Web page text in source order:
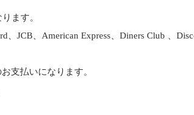
ます。
JCB、American Express、Diners Club 、
支払いになります。